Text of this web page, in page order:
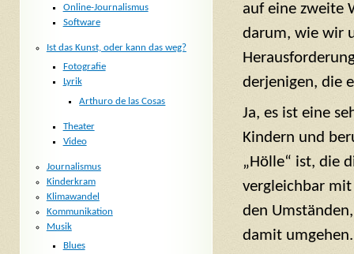
auf eine zweite
darum, wie wir
derjenigen, die
Ja, es ist eine
Kindern und
„Hölle“ ist, die
vergleichbar
den
damit umgehen.
Online-Journalismus
Software
Ist das Kunst, oder kann das weg?
Fotografie
Lyrik
Arthuro de las Cosas
Theater
Video
Journalismus
Kinderkram
Klimawandel
Kommunikation
Musik
Blues